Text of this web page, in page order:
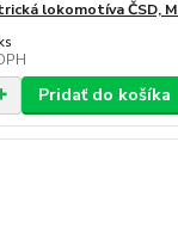
lokomotíva ČSD,
Pridať do košíka